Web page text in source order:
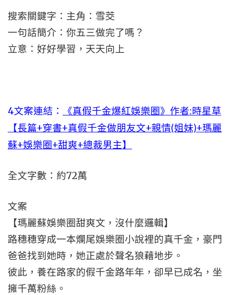
搜索關鍵字：主角：雪茭
一句話簡介：你五三做完了嗎？
立意：好好學習，天天向上
4文案連結：
《真假千金爆紅娛樂圈》作者:時星草
【長篇+穿書+真假千金做朋友文+親情(姐妹)+瑪麗
蘇+娛樂圈+甜爽+總裁男主】
全文字數：約72萬
文案
【瑪麗蘇娛樂圈甜爽文，沒什麼邏輯】
路穗穗穿成一本爛尾娛樂圈小說裡的真千金，豪門
爸爸找到她時，她正處於聲名狼藉地步。
彼此，養在路家的假千金路年年，卻早已成名，坐
擁千萬粉絲。